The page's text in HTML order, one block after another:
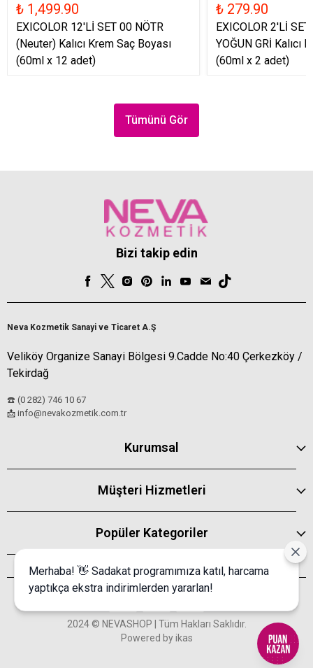
₺ 1,499.90
EXICOLOR 12'Lİ SET 00 NÖTR
(Neuter) Kalıcı Krem Saç Boyası
(60ml x 12 adet)
₺ 279.90
EXICOLOR 2'Lİ
YOĞUN GRİ Kalıcı
(60ml x 2 adet)
Tümünü Gör
Bizi takip edin
Neva Kozmetik Sanayi ve Ticaret A.Ş
Veliköy Organize Sanayi Bölgesi 9.Cadde No:40 Çerkezköy /
Tekirdağ
☎️ (0 282) 746 10 67
📩 info@nevakozmetik.com.tr
Kurumsal
Müşteri Hizmetleri
Popüler Kategoriler
2024 © NEVASHOP | Tüm Hakları Saklıdır.
Powered by ikas
Merhaba! 👋 Sadakat programımıza katıl, harcama
yaptıkça ekstra indirimlerden yararlan!